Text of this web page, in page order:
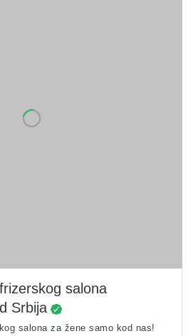
salona
Srbija
salona za žene samo kod nas!